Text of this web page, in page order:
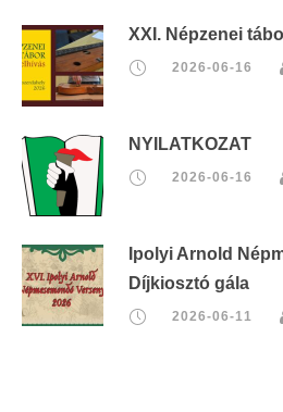
XXI. Népzenei
2026-06-16
NYILATKOZAT
2026-06-16
Ipolyi Arnold
Díjkiosztó gála
2026-06-11